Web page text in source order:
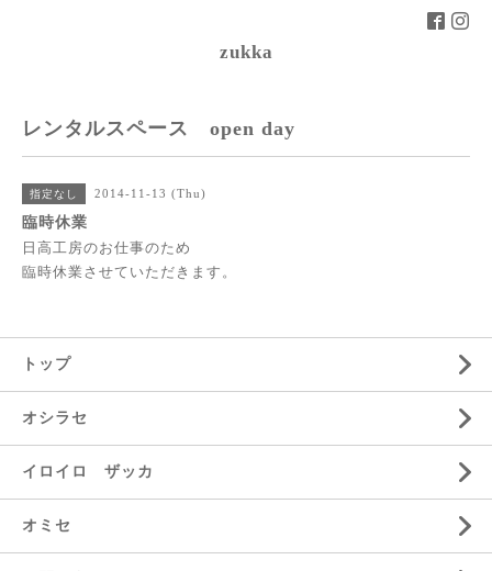
zukka
レンタルスペース open day
指定なし 2014-11-13 (Thu)
臨時休業
日高工房のお仕事のため
臨時休業させていただきます。
トップ
オシラセ
イロイロ ザッカ
オミセ